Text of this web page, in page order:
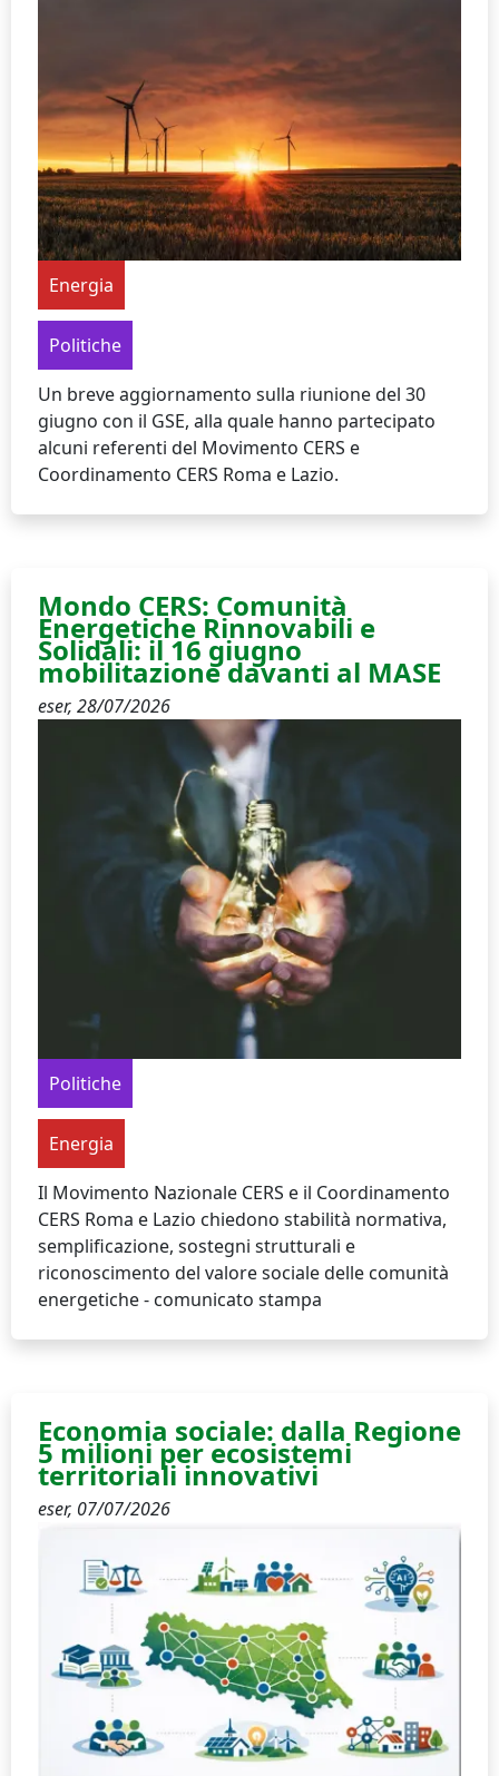
Energia
Politiche
Un breve aggiornamento sulla riunione del 30
giugno con il GSE, alla quale hanno partecipato
alcuni referenti del Movimento CERS e
Coordinamento CERS Roma e Lazio.
Mondo CERS: Comunità
Energetiche Rinnovabili e
Solidali: il 16 giugno
mobilitazione davanti al MASE
eser, 28/07/2026
Politiche
Energia
Il Movimento Nazionale CERS e il Coordinamento
CERS Roma e Lazio chiedono stabilità normativa,
semplificazione, sostegni strutturali e
riconoscimento del valore sociale delle comunità
energetiche - comunicato stampa
Economia sociale: dalla Regione
5 milioni per ecosistemi
territoriali innovativi
eser, 07/07/2026